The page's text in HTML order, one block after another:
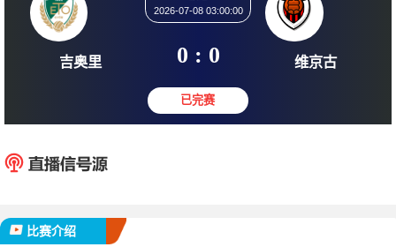
2026-07-08 03:00:00
0 : 0
比赛介绍